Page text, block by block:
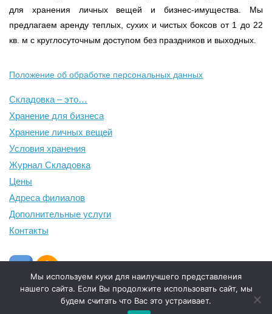
для хранения личных вещей и бизнес-имущества. Мы
предлагаем аренду теплых, сухих и чистых боксов от 1 до 22
кв. м с круглосуточным доступом без праздников и выходных.
Положение об обработке персональных данных
Складовка – это…
Хранение для бизнеса
Хранение личных вещей
Условия хранения
Журнал Складовка
Цены
Адреса филиалов
Дополнительные услуги
Контакты
Мы используем куки для наилучшего представления
нашего сайта. Если Вы продолжите использовать сайт, мы
будем считать что Вас это устраивает.